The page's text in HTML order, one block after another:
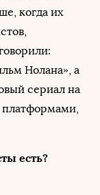
когда их
Нолана», а
сериал на
платформами,
есть?